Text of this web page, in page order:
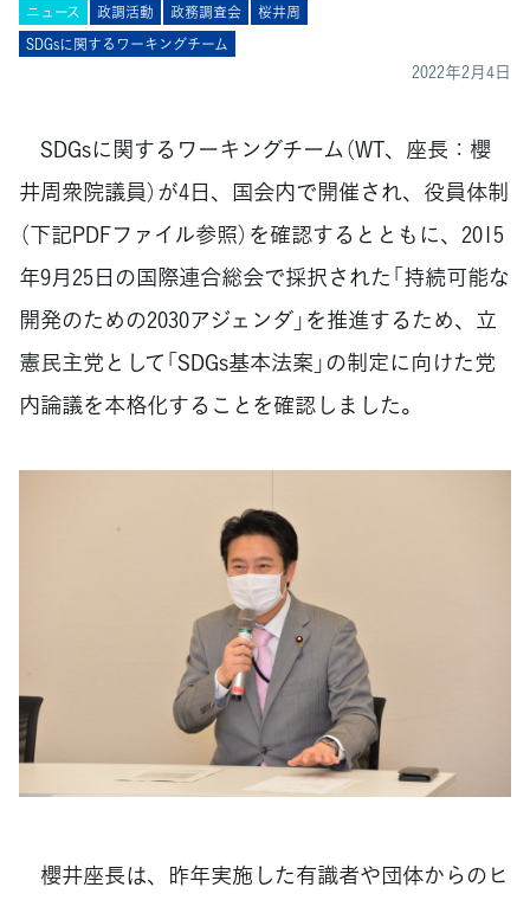
ニュース 政調活動 政務調査会
桜井周
SDGsに関するワーキングチーム
2022年2月4日
SDGsに関するワーキングチーム（WT、座長：櫻
井周衆院議員）が4日、国会内で開催され、役員体制
（下記PDFファイル参照）を確認するとともに、2015
年9月25日の国際連合総会で採択された「持続可能な
開発のための2030アジェンダ」を推進するため、立
憲民主党として「SDGs基本法案」の制定に向けた党
内論議を本格化することを確認しました。
櫻井座長は、昨年実施した有識者や団体からのヒ